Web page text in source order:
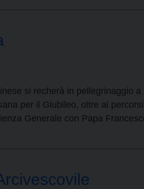
si recherà in pellegrinaggio a
per il Giubileo, oltre ai
Generale con Papa